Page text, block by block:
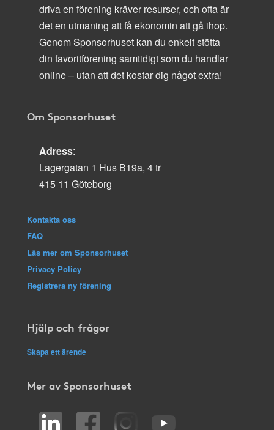
driva en förening kräver resurser, och ofta är
det en utmaning att få ekonomin att gå ihop.
Genom Sponsorhuset kan du enkelt stötta
din favoritförening samtidigt som du handlar
online – utan att det kostar dig något extra!
Om Sponsorhuset
Adress:
Lagergatan 1 Hus B19a, 4 tr
415 11 Göteborg
Kontakta oss
FAQ
Läs mer om Sponsorhuset
Privacy Policy
Registrera ny förening
Hjälp och frågor
Skapa ett ärende
Mer av Sponsorhuset